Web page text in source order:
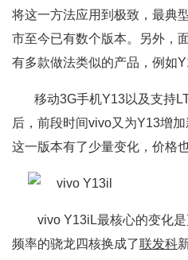
将这一方法应用到极致，最典
市至今已有数个版本。另外，
有多款做法类似的产品，例如
移动3G手机Y13以及支持
后，前段时间vivo又为Y13增
这一版本有了少量变化，价格
vivo Y13iL最核心的变化
频率的骁龙四核换成了联发科